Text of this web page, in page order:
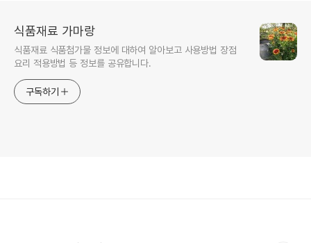
식품재료 가마랑
식품재료 식품첨가물 정보에 대하여 알아보고 사용방법 장점
요리 적용방법 등 정보를 공유합니다.
구독하기